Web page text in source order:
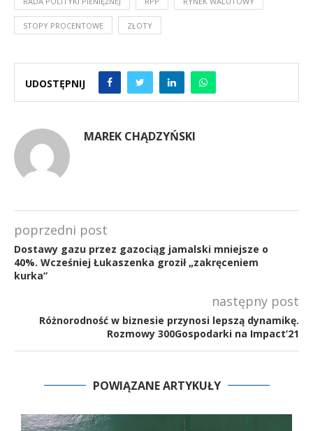
STOPY PROCENTOWE ZŁOTY
UDOSTĘPNIJ
MAREK CHĄDZYŃSKI
poprzedni post
Dostawy gazu przez gazociąg jamalski mniejsze o
40%. Wcześniej Łukaszenka groził „zakręceniem
kurka”
następny post
Różnorodność w biznesie przynosi lepszą dynamikę.
Rozmowy 300Gospodarki na Impact’21
POWIĄZANE ARTYKUŁY